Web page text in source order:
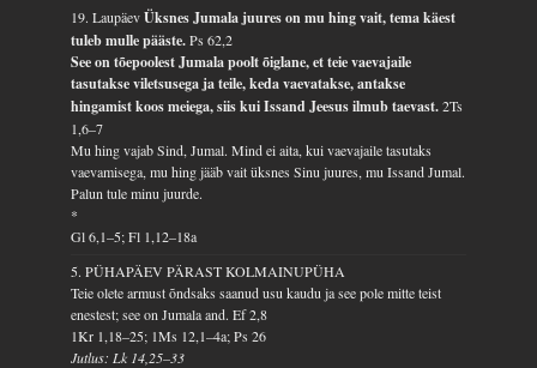
19. LaupäevÜksnes Jumala juures on mu hing vait, tema käest
tuleb mulle pääste.Ps 62,2
See on tõepoolest Jumala poolt õiglane, et teie vaevajaile
tasutakse viletsusega ja teile, keda vaevatakse, antakse
hingamist koos meiega, siis kui Issand Jeesus ilmub taevast.2Ts
1,6–7
Mu hing vajab Sind, Jumal. Mind ei aita, kui vaevajaile tasutaks
vaevamisega, mu hing jääb vait üksnes Sinu juures, mu Issand Jumal.
Palun tule minu juurde.
*
Gl 6,1–5; Fl 1,12–18a
5. PÜHAPÄEV PÄRAST KOLMAINUPÜHA
Teie olete armust õndsaks saanud usu kaudu ja see pole mitte teist
enestest; see on Jumala and.Ef 2,8
1Kr 1,18–25; 1Ms 12,1–4a; Ps 26
Jutlus: Lk 14,25–33